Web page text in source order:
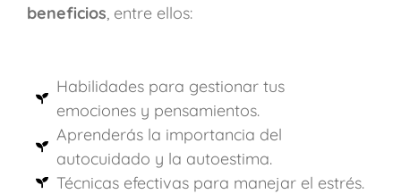
beneficios, entre ellos:
Habilidades para gestionar tus
emociones y pensamientos.
Aprenderás la importancia del
autocuidado y la autoestima.
Técnicas efectivas para manejar el estrés.